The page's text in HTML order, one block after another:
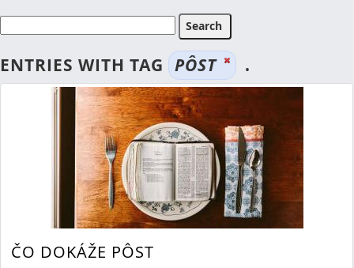
ENTRIES WITH TAG PÔST .
ČO DOKÁŽE PÔST